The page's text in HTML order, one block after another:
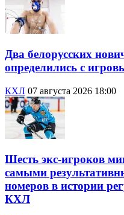
Два белорусских
определились с
КХЛ 07 августа 2026 18:00
Шесть экс-игроков
самыми
номеров в истории
КХЛ